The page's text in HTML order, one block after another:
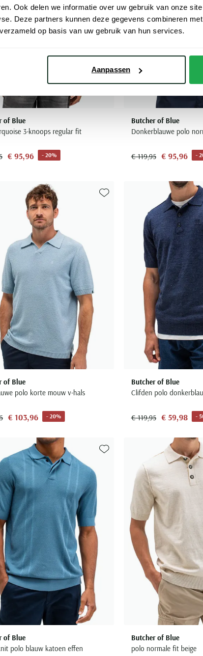
Ook delen we informatie over uw gebruik van onze
Deze partners kunnen deze gegevens combineren
op basis van uw gebruik van hun services.
Aanpassen
of Blue
3-knoops regular fit
€ 95,96 - 20%
Butcher of Blue
Donkerblauwe polo
€ 119,95 € 95,96 -
of Blue
polo korte mouw v-hals
€ 103,96 - 20%
Toevoegen aan favorieten
Butcher of Blue
Clifden polo
€ 119,95 € 59,98 -
of Blue
polo blauw katoen effen
Toevoegen aan favorieten
Butcher of Blue
polo normale fit beige